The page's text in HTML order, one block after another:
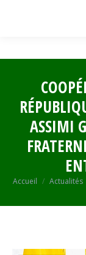
ASSIMI
Vous êtes ici :
Accueil Actualités